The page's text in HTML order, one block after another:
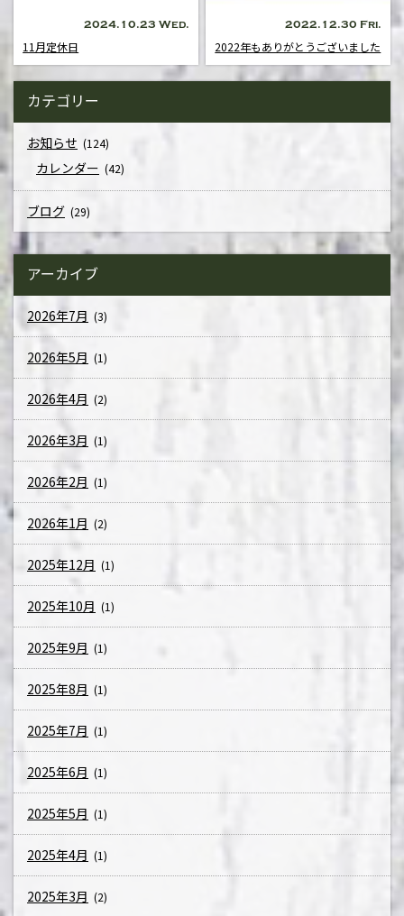
2024.10.23 Wed.
11月定休日
2022.12.30 Fri.
2022年もありがとうございました
カテゴリー
お知らせ (124)
カレンダー (42)
ブログ (29)
アーカイブ
2026年7月 (3)
2026年5月 (1)
2026年4月 (2)
2026年3月 (1)
2026年2月 (1)
2026年1月 (2)
2025年12月 (1)
2025年10月 (1)
2025年9月 (1)
2025年8月 (1)
2025年7月 (1)
2025年6月 (1)
2025年5月 (1)
2025年4月 (1)
2025年3月 (2)